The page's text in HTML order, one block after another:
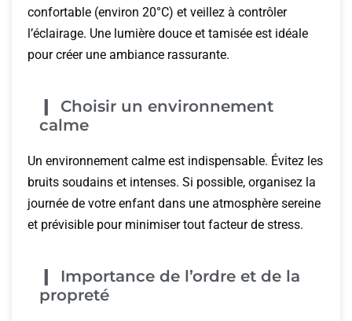
confortable (environ 20°C) et veillez à contrôler
l’éclairage. Une lumière douce et tamisée est idéale
pour créer une ambiance rassurante.
Choisir un environnement
calme
Un environnement calme est indispensable. Évitez les
bruits soudains et intenses. Si possible, organisez la
journée de votre enfant dans une atmosphère sereine
et prévisible pour minimiser tout facteur de stress.
Importance de l’ordre et de la
propreté